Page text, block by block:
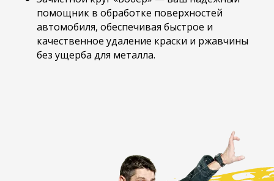
помощник в обработке поверхностей
автомобиля, обеспечивая быстрое и
качественное удаление краски и ржавчины
без ущерба для металла.